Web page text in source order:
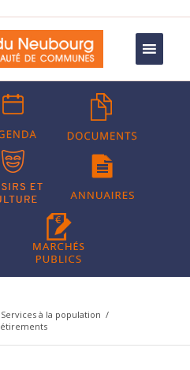
Services à la population /
étirements